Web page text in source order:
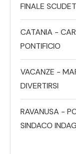
FINALE
CATANIA -
PONTIFICIO
VACANZE -
DIVERTIRSI
RAVANUSA -
SINDACO